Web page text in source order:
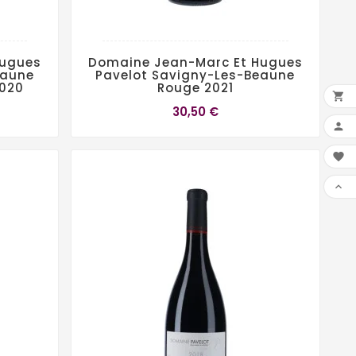
Domaine Jean-Marc Et Hugues
Pavelot Savigny-Les-Beaune
Rouge 2021
30,50 €



